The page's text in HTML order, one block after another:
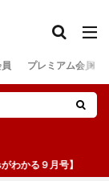
プレミアム会員
わかる９月号】